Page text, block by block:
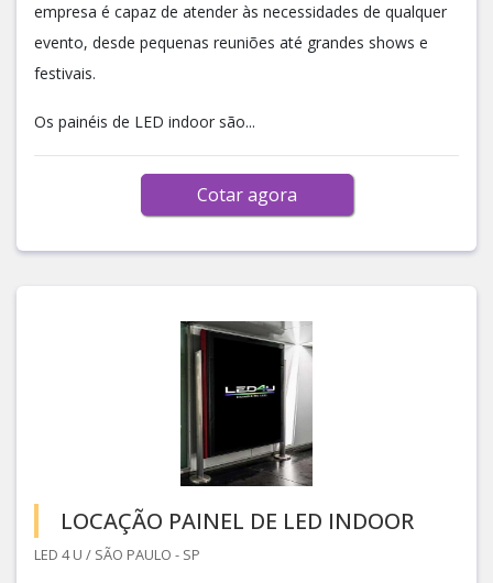
empresa é capaz de atender às necessidades de qualquer
evento, desde pequenas reuniões até grandes shows e
festivais.
Os painéis de LED indoor são...
Cotar agora
LOCAÇÃO PAINEL DE LED INDOOR
LED 4 U / SÃO PAULO - SP